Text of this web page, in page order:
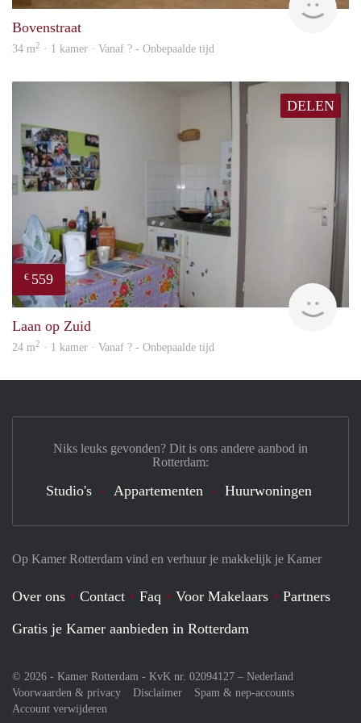
Bovenstraat
34 m2 · 1 kamer · Vanaf ? - Onbepaalde tijd
DELEN
€ 559
Laan op Zuid
24 m2 · 1 kamer · Vanaf ? - Onbepaalde tijd
Op Kamer Rotterdam vind en verhuur je makkelijk je Kamer
Over ons Contact Faq Voor Makelaars
Partners
Gratis je Kamer aanbieden in Rotterdam
© 2026 - Kamer Rotterdam - KvK nr. 02094127 – Nederland
Voorwaarden & privacy
Disclaimer
Spam & nep-accounts
Account verwijderen
Niks leuks gevonden? Dit is ons andere aanbod in
Rotterdam:
Studio's Appartementen Huurwoningen